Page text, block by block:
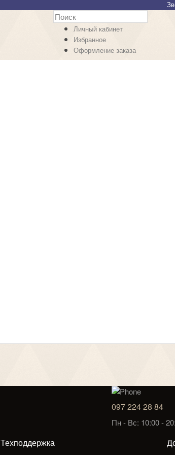
Личный кабинет
Избранное
Оформление заказа
097 224 28 84
Пн - Вс: 10:00 -
Техподдержка